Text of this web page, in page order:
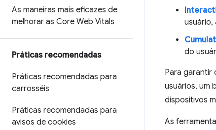
As maneiras mais eficazes de
melhorar as Core Web Vitals
Práticas recomendadas
Práticas recomendadas para
carrosséis
Práticas recomendadas para
avisos de cookies
usuário,
do
Para garantir
usuários, um
dispositivos
As